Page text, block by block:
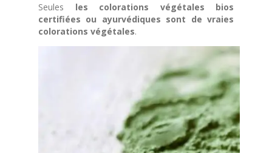
Seules les colorations végétales bios
certifiées ou ayurvédiques sont de vraies
colorations végétales.